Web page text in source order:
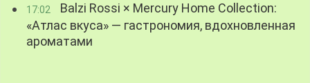
17:02
Balzi Rossi × Mercury Home Collection:
«Атлас вкуса» — гастрономия, вдохновленная
ароматами